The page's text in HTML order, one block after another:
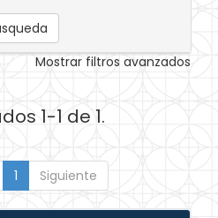
Mostrar filtros avanzados
1-1 de 1.
1 Siguiente